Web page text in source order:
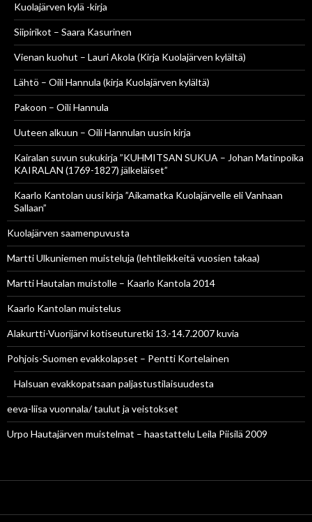
Kuolajärven kylä -kirja
Siipirikot – Saara Kasurinen
Vienan kuohut – Lauri Akola (Kirja Kuolajärven kylältä)
Lähtö – Oili Hannula (kirja Kuolajärven kylältä)
Pakoon – Oili Hannula
Uuteen alkuun – Oili Hannulan uusin kirja
Kairalan suvun sukukirja ”KUHMITSAN SUKUA – Johan Matinpoika
KAIRALAN (1769-1827) jälkeläiset”
Kaarlo Kantolan uusi kirja ”Aikamatka Kuolajärvelle eli Vanhaan
Sallaan”
Kuolajärven saamenpuvusta
Martti Ulkuniemen muisteluja (lehtileikkeitä vuosien takaa)
Martti Hautalan muistolle – Kaarlo Kantola 2014
Kaarlo Kantolan muistelus
Alakurtti-Vuorijärvi kotiseuturetki 13.-14.7.2007 kuvia
Pohjois-Suomen evakkolapset – Pentti Kortelainen
Halsuan evakkopatsaan paljastustilaisuudesta
eeva-liisa vuonnala/ taulut ja veistokset
Urpo Hautajärven muistelmat – haastattelu Leila Piisilä 2009